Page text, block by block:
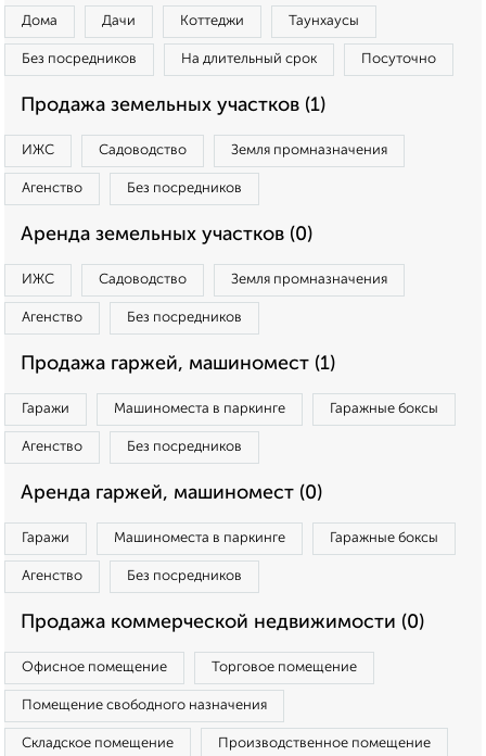
Дома Дачи Коттеджи Таунхаусы
Без посредников На длительный срок Посуточно
Продажа земельных участков (1)
ИЖС Садоводство Земля промназначения
Агенство Без посредников
Аренда земельных участков (0)
ИЖС Садоводство Земля промназначения
Агенство Без посредников
Продажа гаржей, машиномест (1)
Гаражи Машиноместа в паркинге Гаражные боксы
Агенство Без посредников
Аренда гаржей, машиномест (0)
Гаражи Машиноместа в паркинге Гаражные боксы
Агенство Без посредников
Продажа коммерческой недвижимости (0)
Офисное помещение Торговое помещение
Помещение свободного назначения
Складское помещение Производственное помещение